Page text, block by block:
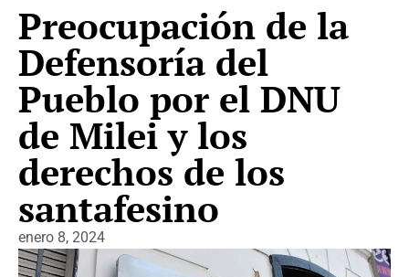
Preocupación de la
Defensoría del
Pueblo por el DNU
de Milei y los
derechos de los
santafesino
enero 8, 2024